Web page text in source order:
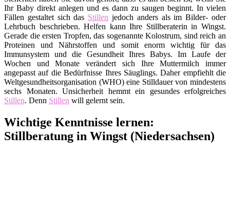
Ihr Baby direkt anlegen und es dann zu saugen beginnt. In vielen
Fällen gestaltet sich das Stillen jedoch anders als im Bilder- oder
Lehrbuch beschrieben. Helfen kann Ihre Stillberaterin in Wingst.
Gerade die ersten Tropfen, das sogenannte Kolostrum, sind reich an
Proteinen und Nährstoffen und somit enorm wichtig für das
Immunsystem und die Gesundheit Ihres Babys. Im Laufe der
Wochen und Monate verändert sich Ihre Muttermilch immer
angepasst auf die Bedürfnisse Ihres Säuglings. Daher empfiehlt die
Weltgesundheitsorganisation (WHO) eine Stilldauer von mindestens
sechs Monaten. Unsicherheit hemmt ein gesundes erfolgreiches
Stillen. Denn Stillen will gelernt sein.
Wichtige Kenntnisse lernen:
Stillberatung in Wingst (Niedersachsen)